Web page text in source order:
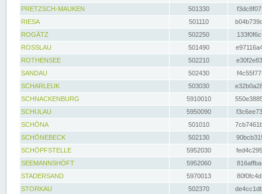
PRETZSCH-MAUKEN
501330
RIESA
501110
ROGÄTZ
502250
ROSSLAU
501490
ROTHENSEE
502210
SANDAU
502430
SCHARLEUK
503030
SCHNACKENBURG
5910010
SCHULAU
5950090
SCHÖNA
501010
SCHÖNEBECK
502130
SCHÖPFSTELLE
5952030
SEEMANNSHÖFT
5952060
STADERSAND
5970013
STORKAU
502370